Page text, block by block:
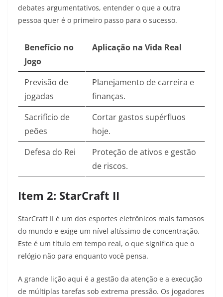
debates argumentativos, entender o que a outra
pessoa quer é o primeiro passo para o sucesso.
Benefício no
Jogo
Aplicação na Vida Real
Previsão de
jogadas
Planejamento de carreira e
finanças.
Sacrifício de
peões
Cortar gastos supérfluos
hoje.
Defesa do Rei
Proteção de ativos e gestão
de riscos.
Item 2: StarCraft II
StarCraft II é um dos esportes eletrônicos mais famosos
do mundo e exige um nível altíssimo de concentração.
Este é um título em tempo real, o que significa que o
relógio não para enquanto você pensa.
A grande lição aqui é a gestão da atenção e a execução
de múltiplas tarefas sob extrema pressão. Os jogadores